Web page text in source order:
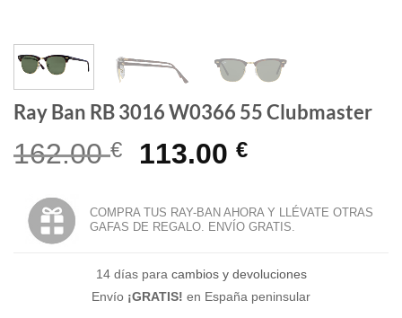
Ray Ban RB 3016 W0366 55 Clubmaster
162.00€
El
original
era:
162.00 €.
113.00 €El
actual
es:
113.00 €.
COMPRA TUS RAY-BAN AHORA Y LLÉVATE OTRAS
GAFAS DE REGALO. ENVÍO GRATIS.
14 días para cambios y devoluciones
Envío ¡GRATIS! en España peninsular